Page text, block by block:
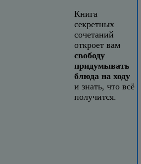
Книга
секретных
сочетаний
откроет вам
свободу
придумывать
блюда на ходу
и знать, что всё
получится.